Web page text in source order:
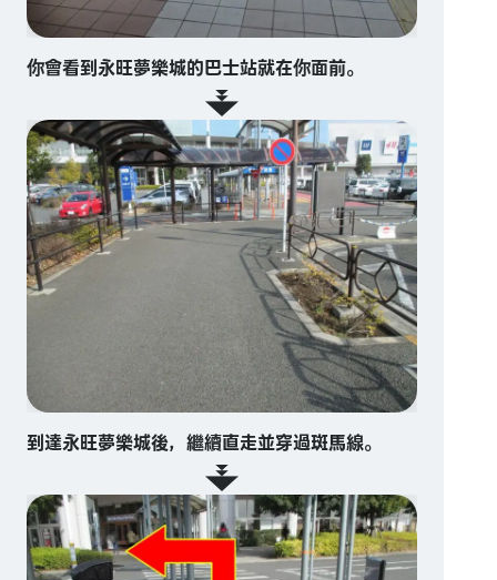
你會看到永旺夢樂城的巴士站就在你面前。
到達永旺夢樂城後，繼續直走並穿過斑馬線。